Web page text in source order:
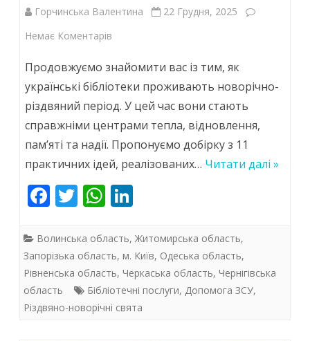
Горчинська Валентина
22 Грудня, 2025
Немає Коментарів
ідей
для
новорічних
свят
публічних
натхнення,
спільність
Продовжуємо знайомити вас із тим, як
українські бібліотеки проживають новорічно-
різдвяний період. У цей час вони стають
справжніми центрами тепла, відновлення,
пам’яті та надії. Пропонуємо добірку з 11
практичних ідей, реалізованих… Читати далі »
F
e
b
o
o
T
itt
er
W
at
s
A
p
k
e
dI
n
Волинська область, Житомирська область,
Запорізька область, м. Київ, Одеська область,
Рівненська область, Черкаська область, Чернігівська
область
Бібліотечні послуги, Допомога ЗСУ,
Різдвяно-новорічні свята